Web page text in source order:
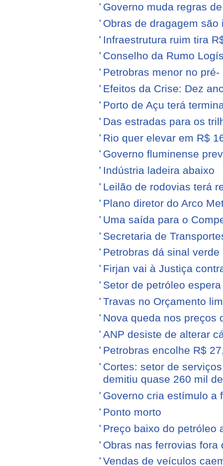
Governo muda regras
Obras de dragagem
Infraestrutura ruim tira
Conselho da Rumo
Petrobras menor no pré-
Efeitos da Crise: Dez
Porto de Açu terá
Das estradas para os
Rio quer elevar em R$
Governo fluminense
Indústria ladeira abaixo
Leilão de rodovias terá
Plano diretor do Arco
Uma saída para o
Secretaria de
Petrobras dá sinal
Firjan vai à Justiça
Setor de petróleo
Travas no Orçamento
Nova queda nos preços
ANP desiste de alterar
Petrobras encolhe R$
Cortes: setor de
demitiu quase 260 mil
Governo cria estímulo a
Ponto morto
Preço baixo do petróleo
Obras nas ferrovias fora
Vendas de veículos